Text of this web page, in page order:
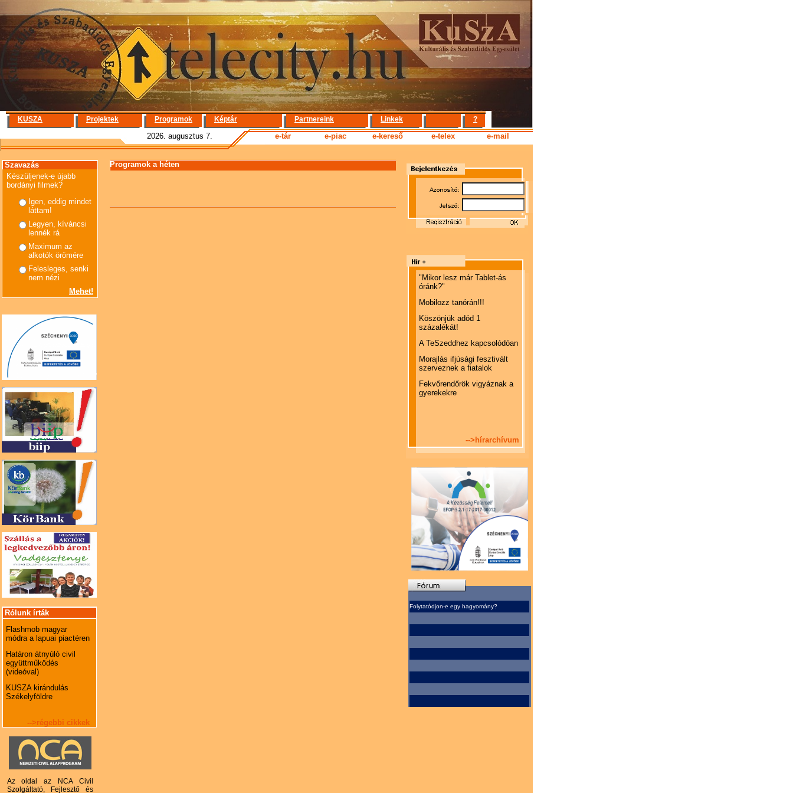
KUSZA Projektek Programok Képtár Partnereink Linkek ?
2026. augusztus 7. e-tár e-piac e-kereső e-telex e-mail
Szavazás
Készüljenek-e újabb
bordányi filmek?
Igen, eddig mindet
láttam!
Legyen, kíváncsi
lennék rá
Maximum az
alkotók örömére
Felesleges, senki
nem nézi
Mehet!
Rólunk írták
Flashmob magyar
módra a lapuai piactéren
Határon átnyúló civil
együttműködés
(videóval)
KUSZA kirándulás
Székelyföldre
-->régebbi cikkek
Az oldal az NCA Civil
Szolgáltató, Fejlesztő és
Programok a héten
"Mikor lesz már Tablet-ás
óránk?"
Mobilozz tanórán!!!
Köszönjük adód 1
százalékát!
A TeSzeddhez kapcsolódóan
Morajlás ifjúsági fesztivált
szerveznek a fiatalok
Fekvőrendőrök vigyáznak a
gyerekekre
-->hírarchívum
Folytatódjon-e egy hagyomány?